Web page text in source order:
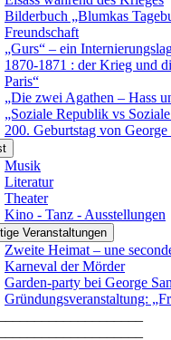
Bilderbuch „Blumkas
Freundschaft
„Gurs“ – ein
1870-1871 : der Krieg und
Paris“
„Die zwei Agathen – Hass
„Soziale Republik vs
200. Geburtstag von George
Musik
Literatur
Theater
Kino - Tanz - Ausstellungen
Veranstaltungen
Zweite Heimat – une
Karneval der Mörder
Garden-party bei George
Gründungsveranstaltung: